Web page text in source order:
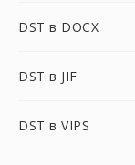
DST в DOCX
DST в JIF
DST в VIPS